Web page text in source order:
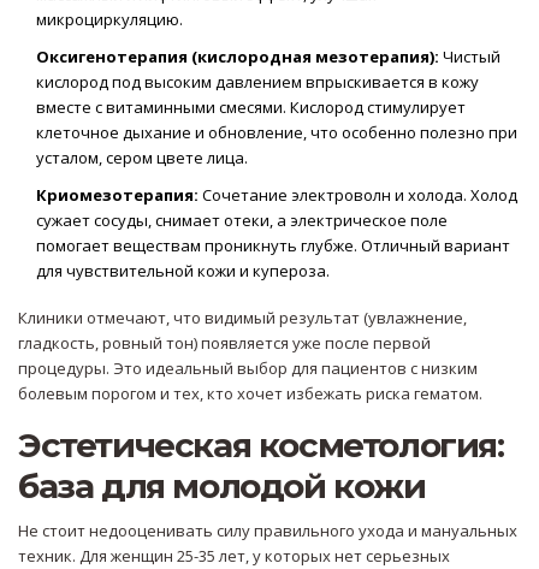
микроциркуляцию.
Оксигенотерапия (кислородная мезотерапия): Чистый
кислород под высоким давлением впрыскивается в кожу
вместе с витаминными смесями. Кислород стимулирует
клеточное дыхание и обновление, что особенно полезно при
усталом, сером цвете лица.
Криомезотерапия: Сочетание электроволн и холода. Холод
сужает сосуды, снимает отеки, а электрическое поле
помогает веществам проникнуть глубже. Отличный вариант
для чувствительной кожи и купероза.
Клиники отмечают, что видимый результат (увлажнение,
гладкость, ровный тон) появляется уже после первой
процедуры. Это идеальный выбор для пациентов с низким
болевым порогом и тех, кто хочет избежать риска гематом.
Эстетическая косметология:
база для молодой кожи
Не стоит недооценивать силу правильного ухода и мануальных
техник. Для женщин 25-35 лет, у которых нет серьезных